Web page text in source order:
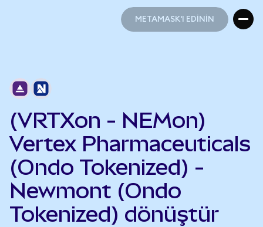
METAMASK'I EDİNİN
(VRTXon - NEMon)
Vertex Pharmaceuticals
(Ondo Tokenized) -
Newmont (Ondo
Tokenized) dönüştür